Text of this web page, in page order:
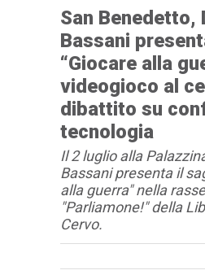
San Benedetto,
Bassani
“Giocare alla
videogioco al
dibattito su
tecnologia
Il 2 luglio alla
Bassani presenta il
alla guerra" nella
"Parliamone!" della
Cervo.
Articolo
Testo articolo principale